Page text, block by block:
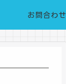
お問合わせ